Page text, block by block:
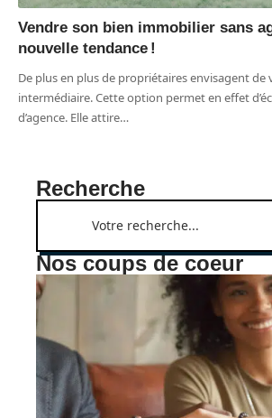
Vendre son bien immobilier sans
nouvelle tendance !
De plus en plus de propriétaires envisagent de
intermédiaire. Cette option permet en effet
d’agence. Elle attire…
Recherche
Nos coups de coeur